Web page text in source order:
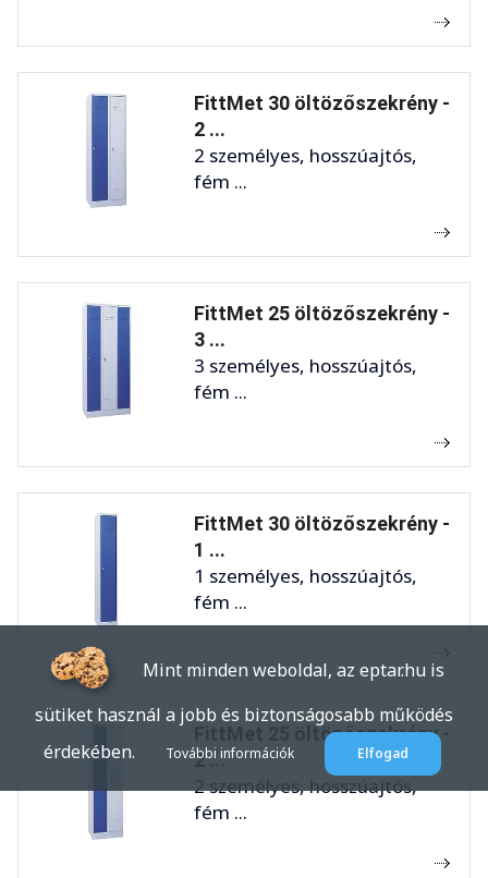
FittMet 30 öltözőszekrény -
2 ...
2 személyes, hosszúajtós,
fém ...
FittMet 25 öltözőszekrény -
3 ...
3 személyes, hosszúajtós,
fém ...
FittMet 30 öltözőszekrény -
1 ...
1 személyes, hosszúajtós,
fém ...
FittMet 25 öltözőszekrény -
2 ...
2 személyes, hosszúajtós,
fém ...
Mint minden weboldal, az eptar.hu is
sütiket használ a jobb és biztonságosabb működés
érdekében.
További információk Elfogad